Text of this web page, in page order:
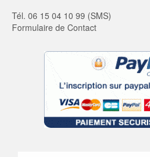
Tél. 06 15 04 10 99 (SMS)
Formulaire de Contact